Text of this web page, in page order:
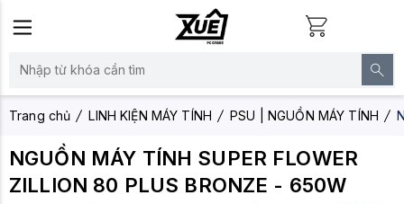
Trang chủ LINH KIỆN MÁY TÍNH PSU | NGUỒN MÁY TÍNH
NGUỒN MÁY TÍNH SUPER FLOWER
ZILLION 80 PLUS BRONZE - 650W